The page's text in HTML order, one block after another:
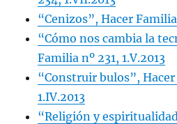
“Cenizos”, Hacer
“Cómo nos cambia la
Familia nº 231, 1.V.2013
“Construir bulos”,
1.IV.2013
“Religión y